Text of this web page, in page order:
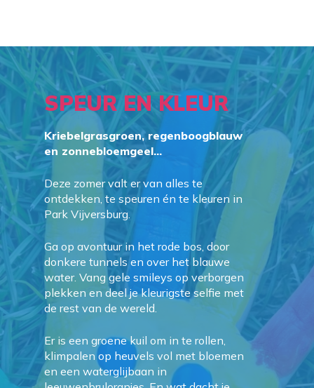
SPEUR EN KLEUR
Kriebelgrasgroen, regenboogblauw
en zonnebloemgeel...
Deze zomer valt er van alles te
ontdekken, te speuren én te kleuren in
Park Vijversburg.
Ga op avontuur in het rode bos, door
donkere tunnels en over het blauwe
water. Vang gele smileys op verborgen
plekken en deel je kleurigste selfie met
de rest van de wereld.
Er is een groene kuil om in te rollen,
klimpalen op heuvels vol met bloemen
en een waterglijbaan in